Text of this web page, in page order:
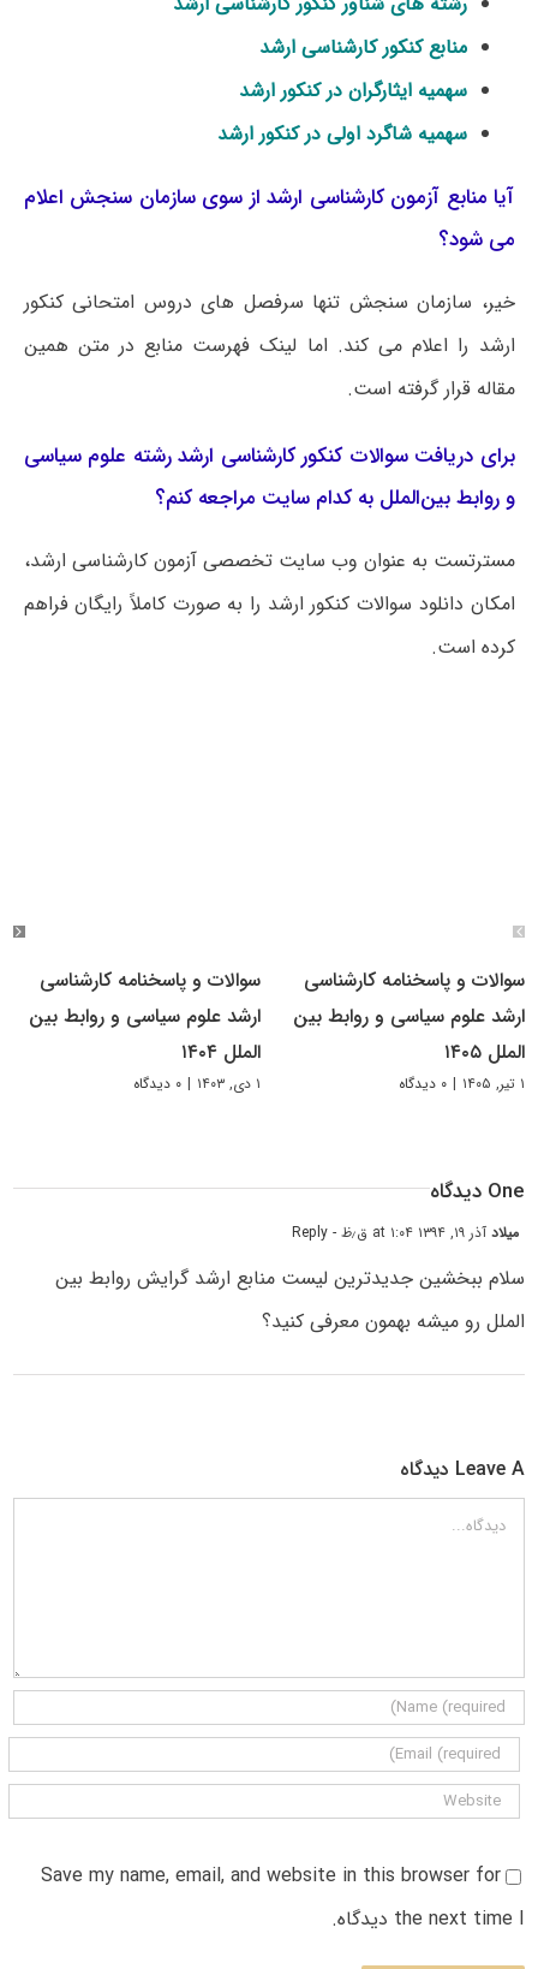
منابع کنکور کارشناسی ارشد
سهمیه ایثارگران در کنکور ارشد
سهمیه شاگرد اولی در کنکور ارشد
آیا منابع آزمون کارشناسی ارشد از سوی سازمان سنجش اعلام
می شود؟
خیر، سازمان سنجش تنها سرفصل های دروس امتحانی کنکور
ارشد را اعلام می کند. اما لینک فهرست منابع در متن همین
مقاله قرار گرفته است.
برای دریافت سوالات کنکور کارشناسی ارشد رشته علوم سیاسی
و روابط بین‌الملل به کدام سایت مراجعه کنم؟
مسترتست به عنوان وب سایت تخصصی آزمون کارشناسی ارشد،
امکان دانلود سوالات کنکور ارشد را به صورت کاملاً رایگان فراهم
کرده است.
سوالات و پاسخنامه کارشناسی
ارشد علوم سیاسی و روابط بین
الملل ۱۴۰۵
۱ تیر, ۱۴۰۵ | ۰ دیدگاه
سوالات و پاسخنامه کارشناسی
ارشد علوم سیاسی و روابط بین
الملل ۱۴۰۴
۱ دی, ۱۴۰۳ | ۰ دیدگاه
One دیدگاه
میلادآذر ۱۹, ۱۳۹۴ at ۱:۰۴ ق٫ظ - Reply
سلام ببخشین جدیدترین لیست منابع ارشد گرایش روابط بین
الملل رو میشه بهمون معرفی کنید؟
Leave A دیدگاه
دیدگاه
Save my name, email, and website in this browser for
the next time I دیدگاه.